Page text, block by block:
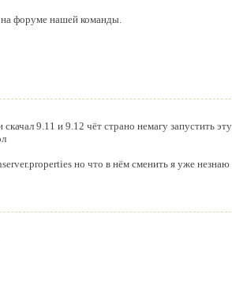
форуме нашей команды.
9.11 и 9.12 чёт страно немагу запустить эту
но что в нём сменить я уже незнаю